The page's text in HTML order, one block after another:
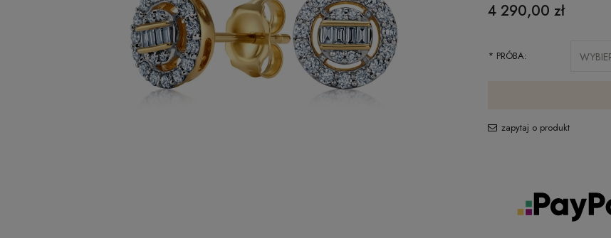
4 290,00 zł
* PRÓBA:
zapytaj o produkt